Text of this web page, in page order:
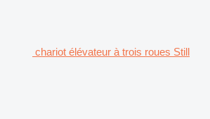
chariot élévateur à trois roues Still